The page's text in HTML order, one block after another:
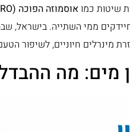
שיטות כמואוסמוזה הפוכה (RO)
מינרלים חיוניים, לשיפור
מים: מה